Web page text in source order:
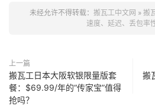
未经允许不得转载： 搬瓦工中文网 » 搬
速度、延迟、丢包率
上一篇
搬瓦工日本大阪软银限量版套
餐：$69.99/年的“传家宝”值得
抢吗？
搬